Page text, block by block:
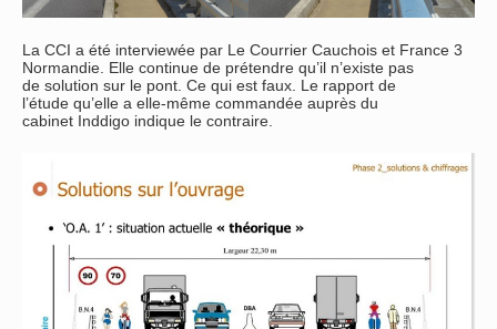
La CCI a été interviewée par Le Courrier Cauchois et France 3
Normandie. Elle continue de prétendre qu’il n’existe pas
de solution sur le pont. Ce qui est faux. Le rapport de
l’étude qu’elle a elle-même commandée auprès du
cabinet Inddigo indique le contraire.